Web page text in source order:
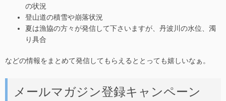
の状況
登山道の積雪や崩落状況
夏は漁協の方々が発信して下さいますが、丹波川の水位、濁
り具合
などの情報をまとめて発信してもらえるととっても嬉しいなぁ。
メールマガジン登録キャンペーン